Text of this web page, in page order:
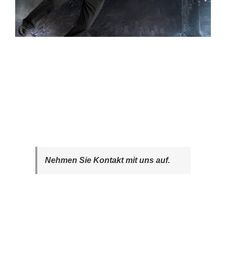
Nehmen Sie Kontakt mit uns auf.